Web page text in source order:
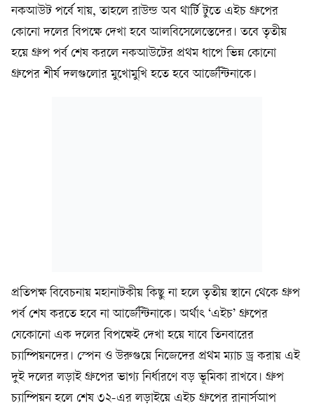
নকআউট পর্বে যায়, তাহলে রাউন্ড অব থার্টি টুতে এইচ গ্রুপের
কোনো দলের বিপক্ষে দেখা হবে আলবিসেলেস্তেদের। তবে তৃতীয়
হয়ে গ্রুপ পর্ব শেষ করলে নকআউটের প্রথম ধাপে ভিন্ন কোনো
গ্রুপের শীর্ষ দলগুলোর মুখোমুখি হতে হবে আর্জেন্টিনাকে।
প্রতিপক্ষ বিবেচনায় মহানাটকীয় কিছু না হলে তৃতীয় স্থানে থেকে গ্রুপ
পর্ব শেষ করতে হবে না আর্জেন্টিনাকে। অর্থাৎ ‘এইচ’ গ্রুপের
যেকোনো এক দলের বিপক্ষেই দেখা হয়ে যাবে তিনবারের
চ্যাম্পিয়নদের। স্পেন ও উরুগুয়ে নিজেদের প্রথম ম্যাচ ড্র করায় এই
দুই দলের লড়াই গ্রুপের ভাগ্য নির্ধারণে বড় ভূমিকা রাখবে। গ্রুপ
চ্যাম্পিয়ন হলে শেষ ৩২-এর লড়াইয়ে এইচ গ্রুপের রানার্সআপ